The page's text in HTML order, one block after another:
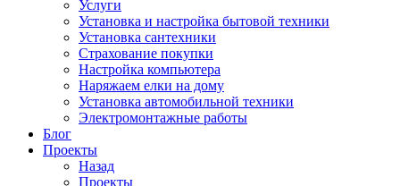
Услуги
Установка и настройка бытовой техники
Установка сантехники
Страхование покупки
Настройка компьютера
Наряжаем елки на дому
Установка автомобильной техники
Электромонтажные работы
Блог
Проекты
Назад
Проекты